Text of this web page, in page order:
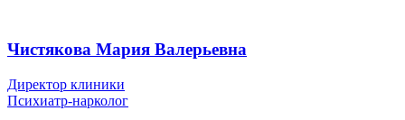
Чистякова Мария Валерьевна
Директор клиники
Психиатр-нарколог